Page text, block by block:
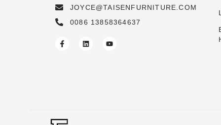
JOYCE@TAISENFURNITURE.COM
0086 13858364637